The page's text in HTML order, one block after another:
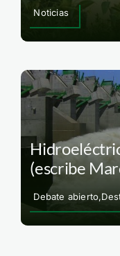
Noticias
(escribe
Debate